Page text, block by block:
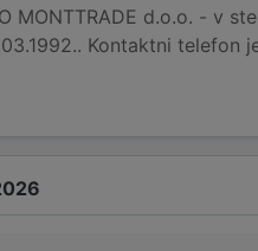
MONTTRADE d.o.o. - v
Kontaktni telefon